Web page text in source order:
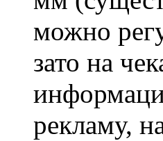
можно
зато на
рекламу,